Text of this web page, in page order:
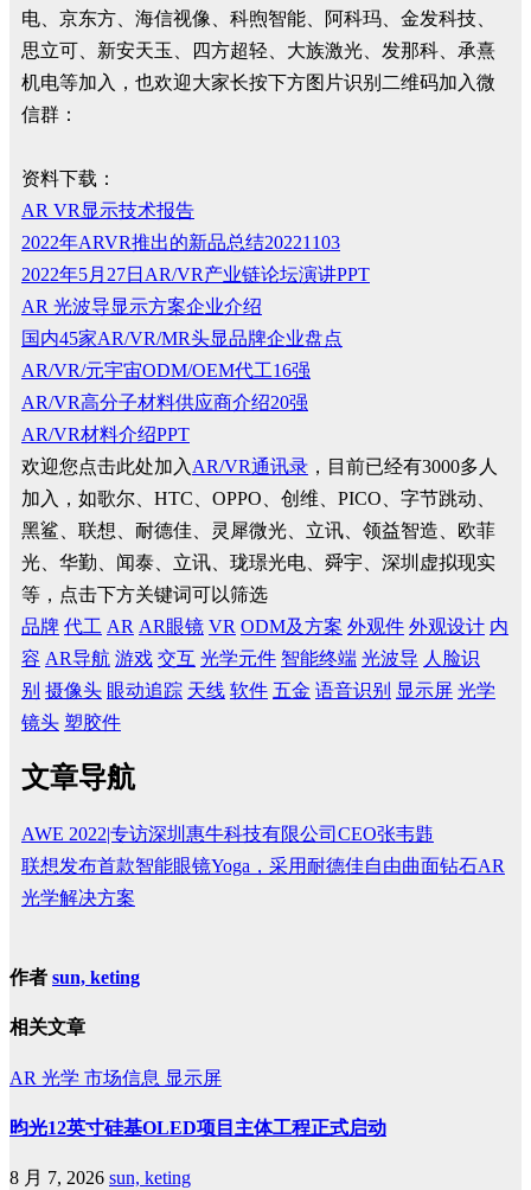
电、京东方、海信视像、科煦智能、阿科玛、金发科技、
思立可、新安天玉、四方超轻、大族激光、发那科、承熹
机电等加入，也欢迎大家长按下方图片识别二维码加入微
信群：
资料下载：
AR VR显示技术报告
2022年ARVR推出的新品总结20221103
2022年5月27日AR/VR产业链论坛演讲PPT
AR 光波导显示方案企业介绍
国内45家AR/VR/MR头显品牌企业盘点
AR/VR/元宇宙ODM/OEM代工16强
AR/VR高分子材料供应商介绍20强
AR/VR材料介绍PPT
欢迎您点击此处加入 AR/VR通讯录 ，目前已经有3000多人
加入，如歌尔、HTC、OPPO、创维、PICO、字节跳动、
黑鲨、联想、耐德佳、灵犀微光、立讯、领益智造、欧菲
光、华勤、闻泰、立讯、珑璟光电、舜宇、深圳虚拟现实
等，点击下方关键词可以筛选
品牌 代工 AR AR眼镜 VR ODM及方案 外观件 外观设计 内
容 AR导航 游戏 交互 光学元件 智能终端 光波导 人脸识
别 摄像头 眼动追踪 天线 软件 五金 语音识别 显示屏 光学
镜头 塑胶件
文章导航
AWE 2022|专访深圳惠牛科技有限公司CEO张韦韪
联想发布首款智能眼镜Yoga，采用耐德佳自由曲面钻石AR
光学解决方案
作者 sun, keting
相关文章
AR 光学 市场信息 显示屏
昀光12英寸硅基OLED项目主体工程正式启动
8 月 7, 2026 sun, keting